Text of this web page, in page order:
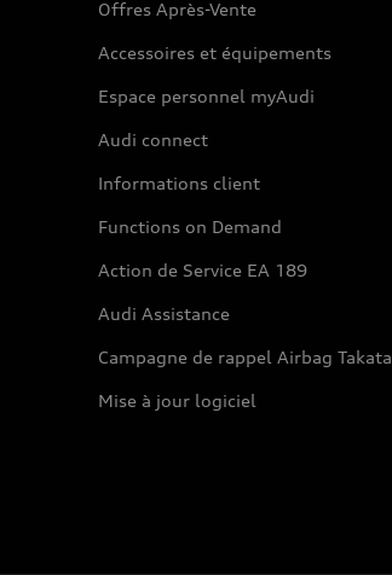
Offres Après-Vente
Accessoires et équipements
Espace personnel myAudi
Audi connect
Informations client
Functions on Demand
Action de Service EA 189
Audi Assistance
Campagne de rappel Airbag Takata
Mise à jour logiciel